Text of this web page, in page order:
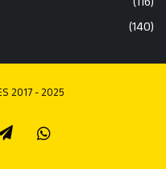
(140)
2017 - 2025
TelegramWhatsapp